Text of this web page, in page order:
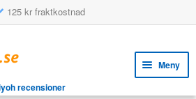
125 kr fraktkostnad
Meny
recensioner